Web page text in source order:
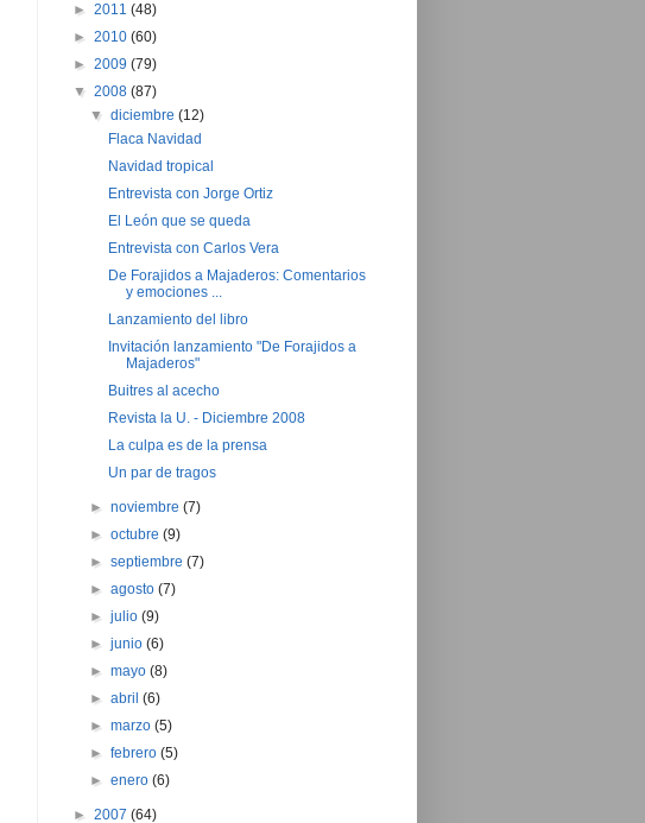
► 2011 (48)
► 2010 (60)
► 2009 (79)
▼ 2008 (87)
▼diciembre(12)
Flaca Navidad
Navidad tropical
Entrevista con Jorge Ortiz
El León que se queda
Entrevista con Carlos Vera
De Forajidos a Majaderos: Comentarios
y emociones ...
Lanzamiento del libro
Invitación lanzamiento "De Forajidos a
Majaderos"
Buitres al acecho
Revista la U. - Diciembre 2008
La culpa es de la prensa
Un par de tragos
►noviembre(7)
►octubre(9)
►septiembre(7)
►agosto(7)
►julio(9)
►junio(6)
►mayo(8)
►abril(6)
►marzo(5)
►febrero(5)
►enero(6)
► 2007 (64)